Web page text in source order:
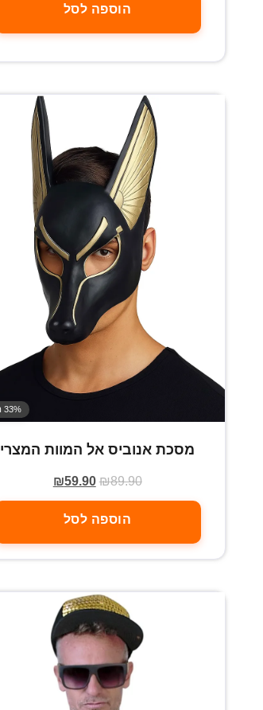
הוספה לסל
33% הנחה
מסכת אנוביס אל המוות המצרי
₪89.90
₪59.90
הוספה לסל